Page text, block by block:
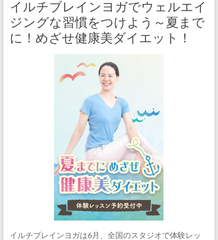
イルチブレインヨガでウェルエイ
ジングな習慣をつけよう～夏まで
に！めざせ健康美ダイエット！
イルチブレインヨガは6月、全国のスタジオで体験レッ